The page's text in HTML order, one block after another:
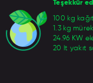
Teşekkür
100 kg kağıt
1.3 kg
24.96 KW
20 lt yakıt